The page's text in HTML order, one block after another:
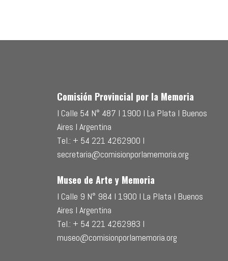
Comisión Provincial por la Memoria
l Calle 54 N° 487 l 1900 l La Plata l Buenos
Aires l Argentina
Tel.: + 54 221 4262900 l
secretaria@comisionporlamemoria.org
Museo de Arte y Memoria
l Calle 9 N° 984 l 1900 l La Plata l Buenos
Aires l Argentina
Tel.: + 54 221 4262983 l
museo@comisionporlamemoria.org